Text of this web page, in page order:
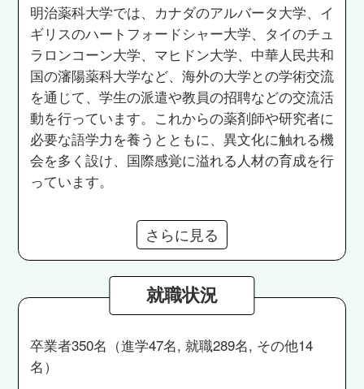
明治薬科大学では、カナダのアルバータ大学、イ
ギリスのハートフォードシャー大学、タイのチュ
ラロンコーン大学、マヒドン大学、中華人民共和
国の瀋陽薬科大学など、海外の大学との学術交流
を通じて、学生の派遣や教員の招聘などの交流活
動を行っています。これからの薬剤師や研究者に
必要な語学力を養うとともに、異文化に触れる機
会を多く設け、国際感覚に溢れる人材の育成を行
っています。
さらに見る
就職状況
卒業者350名（進学47名, 就職289名, その他14
名）